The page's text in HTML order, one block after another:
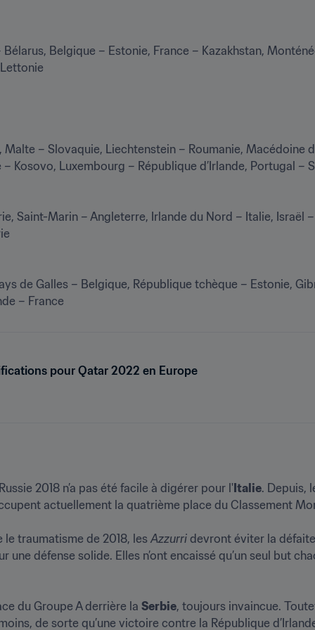
Belgique – Estonie, France – Kazakhstan,
– Slovaquie, Liechtenstein – Roumanie, Macédoine
Kosovo, Luxembourg – République d’Irlande, Portugal –
Saint-Marin – Angleterre, Irlande du Nord – Italie, Israël
de Galles – Belgique, République tchèque – Estonie,
– France
pour Qatar 2022 en Europe
2018 n’a pas été facile à digérer pour l'Italie. Depuis,
actuellement la quatrième place du Classement
traumatisme de 2018, les Azzurri devront éviter la
défense solide. Elles n’ont encaissé qu’un seul but
du Groupe A derrière la Serbie, toujours invaincue.
de sorte qu’une victoire contre la République